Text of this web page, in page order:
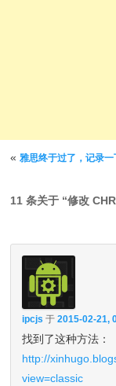
文章导航
«雅思终于过了，记录
11 条关于 “修改
ipcjs 于2015-02-21,
找到了这种方法：
http://
view=classic